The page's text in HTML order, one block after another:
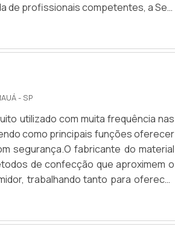
de profissionais competentes, a Seal
mais qualificada do mercado, que
modelo mais adequado para sua
- SP
utilizado com muita frequência nas
como principais funções oferecer
segurança.O fabricante do material
de confecção que aproximem o
trabalhando tanto para oferecer
adaptadas para usos específicos.O
Melhor custo-benefício; .